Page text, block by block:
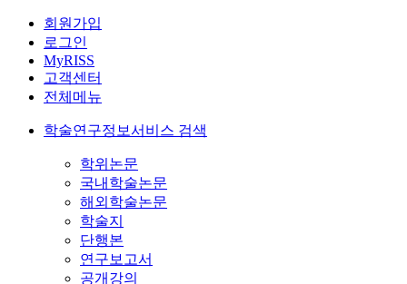
회원가입
로그인
MyRISS
고객센터
전체메뉴
학술연구정보서비스 검색
학위논문
국내학술논문
해외학술논문
학술지
단행본
연구보고서
공개강의